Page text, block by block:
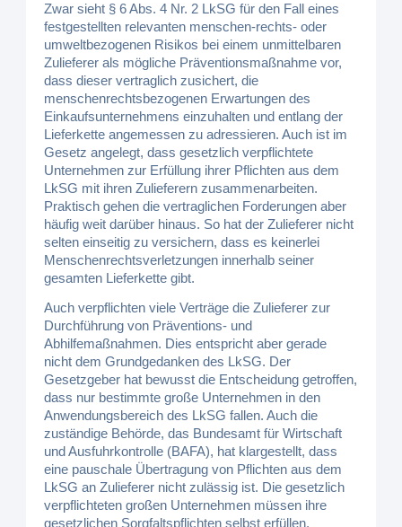
Zwar sieht § 6 Abs. 4 Nr. 2 LkSG für den Fall eines
festgestellten relevanten menschen-rechts- oder
umweltbezogenen Risikos bei einem unmittelbaren
Zulieferer als mögliche Präventionsmaßnahme vor,
dass dieser vertraglich zusichert, die
menschenrechtsbezogenen Erwartungen des
Einkaufsunternehmens einzuhalten und entlang der
Lieferkette angemessen zu adressieren. Auch ist im
Gesetz angelegt, dass gesetzlich verpflichtete
Unternehmen zur Erfüllung ihrer Pflichten aus dem
LkSG mit ihren Zulieferern zusammenarbeiten.
Praktisch gehen die vertraglichen Forderungen aber
häufig weit darüber hinaus. So hat der Zulieferer nicht
selten einseitig zu versichern, dass es keinerlei
Menschenrechtsverletzungen innerhalb seiner
gesamten Lieferkette gibt.
Auch verpflichten viele Verträge die Zulieferer zur
Durchführung von Präventions- und
Abhilfemaßnahmen. Dies entspricht aber gerade
nicht dem Grundgedanken des LkSG. Der
Gesetzgeber hat bewusst die Entscheidung getroffen,
dass nur bestimmte große Unternehmen in den
Anwendungsbereich des LkSG fallen. Auch die
zuständige Behörde, das Bundesamt für Wirtschaft
und Ausfuhrkontrolle (BAFA), hat klargestellt, dass
eine pauschale Übertragung von Pflichten aus dem
LkSG an Zulieferer nicht zulässig ist. Die gesetzlich
verpflichteten großen Unternehmen müssen ihre
gesetzlichen Sorgfaltspflichten selbst erfüllen.